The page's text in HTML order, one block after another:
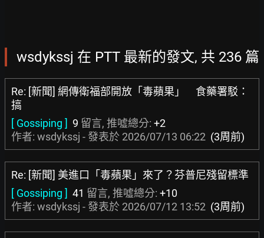
wsdykssj 在 PTT 最新的發文, 共 236 篇
Re: [新聞] 網傳衛福部開放「毒蘋果」 食藥署駁：
搞
[ Gossiping ] 9 留言, 推噓總分: +2
作者: wsdykssj - 發表於 2026/07/13 06:22 (3周前)
Re: [新聞] 美進口「毒蘋果」來了？芬普尼殘留標準
[ Gossiping ] 41 留言, 推噓總分: +10
作者: wsdykssj - 發表於 2026/07/12 13:52 (3周前)